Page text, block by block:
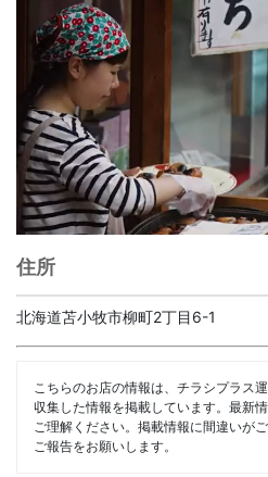
住所
北海道苫小牧市柳町2丁目6-1
こちらのお店の情報は、チラシプラス
収集した情報を掲載しています。最新
ご理解ください。掲載情報に間違いが
ご報告をお願いします。